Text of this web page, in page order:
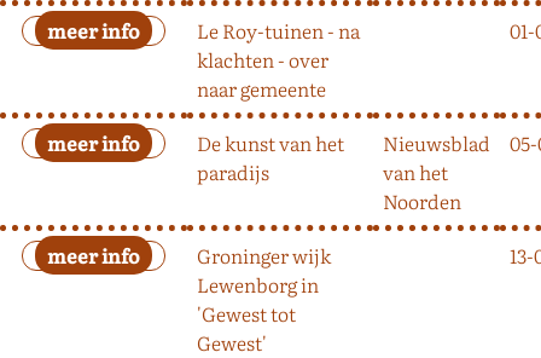
Le Roy-tuinen - na
klachten - over
naar gemeente
01-
De kunst van het
paradijs
Nieuwsblad
van het
Noorden
Groninger wijk
Lewenborg in
'Gewest tot
Gewest'
13-